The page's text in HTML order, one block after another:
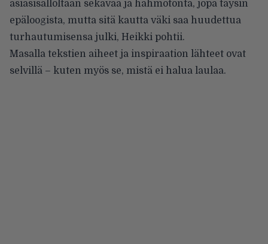
asiasisällöltään sekavaa ja hahmotonta, jopa täysin
epäloogista, mutta sitä kautta väki saa huudettua
turhautumisensa julki, Heikki pohtii.
Masalla tekstien aiheet ja inspiraation lähteet ovat
selvillä – kuten myös se, mistä ei halua laulaa.